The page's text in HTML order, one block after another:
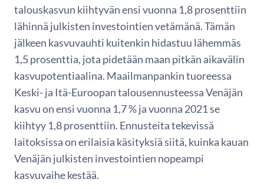
talouskasvun kiihtyvän ensi vuonna 1,8 prosenttiin
lähinnä julkisten investointien vetämänä. Tämän
jälkeen kasvuvauhti kuitenkin hidastuu lähemmäs
1,5 prosenttia, jota pidetään maan pitkän aikavälin
kasvupotentiaalina. Maailmanpankin tuoreessa
Keski- ja Itä-Euroopan talousennusteessa Venäjän
kasvu on ensi vuonna 1,7 % ja vuonna 2021 se
kiihtyy 1,8 prosenttiin. Ennusteita tekevissä
laitoksissa on erilaisia käsityksiä siitä, kuinka kauan
Venäjän julkisten investointien nopeampi
kasvuvaihe kestää.